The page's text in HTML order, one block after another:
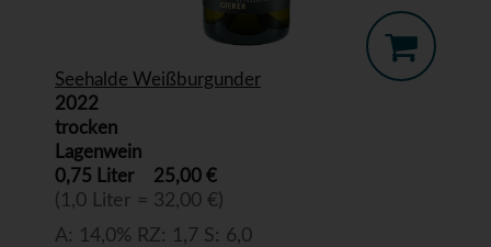
Seehalde Weißburgunder
2022
trocken
Lagenwein
0,75 Liter
25,00 €
(1,0 Liter = 32,00 €)
A: 14,0% RZ: 1,7 S: 6,0